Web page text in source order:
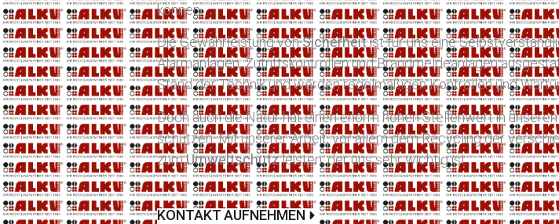
können.
Die Gewährleistung vonSicherheitist für uns eine
Alarmanlagen, Zutrittskontrollen und Brandmeldeanlagen
Stand der Technik und werden regelmäßigen Kontrollen und
Doch auch die Natur hat einen enorm hohen Stellenwert in
schützen. Mit unserer Arbeit, vor allem dem Recycling der
zumUmweltschutzleisten, der uns sehr wichtig ist.
KONTAKT AUFNEHMEN